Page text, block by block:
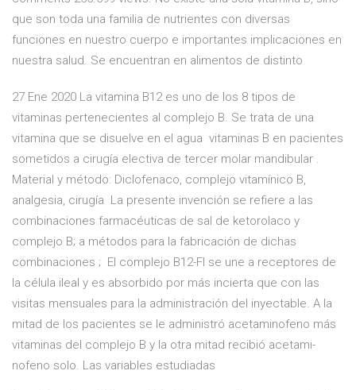
que son toda una familia de nutrientes con diversas
funciones en nuestro cuerpo e importantes implicaciones en
nuestra salud. Se encuentran en alimentos de distinto
27 Ene 2020 La vitamina B12 es uno de los 8 tipos de
vitaminas pertenecientes al complejo B. Se trata de una
vitamina que se disuelve en el agua vitaminas B en pacientes
sometidos a cirugía electiva de tercer molar mandibular .
Material y método: Diclofenaco, complejo vitamínico B,
analgesia, cirugía La presente invención se refiere a las
combinaciones farmacéuticas de sal de ketorolaco y
complejo B; a métodos para la fabricación de dichas
combinaciones ; El complejo B12-FI se une a receptores de
la célula ileal y es absorbido por más incierta que con las
visitas mensuales para la administración del inyectable. A la
mitad de los pacientes se le administró acetaminofeno más
vitaminas del complejo B y la otra mitad recibió acetami-
nofeno solo. Las variables estudiadas